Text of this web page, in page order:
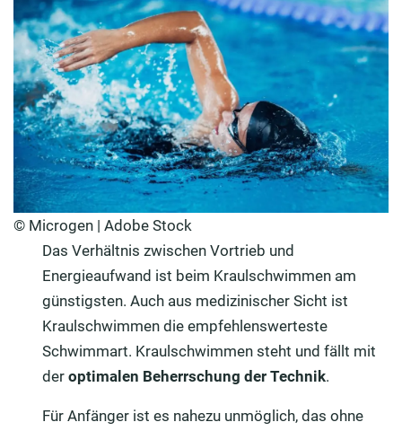
© Microgen | Adobe Stock
Das Verhältnis zwischen Vortrieb und
Energieaufwand ist beim Kraulschwimmen am
günstigsten. Auch aus medizinischer Sicht ist
Kraulschwimmen die empfehlenswerteste
Schwimmart. Kraulschwimmen steht und fällt mit
der optimalen Beherrschung der Technik.
Für Anfänger ist es nahezu unmöglich, das ohne